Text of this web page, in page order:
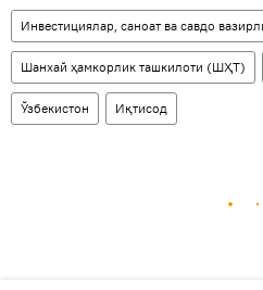
Инвестициялар, саноат ва савдо
Шанхай ҳамкорлик ташкилоти (ШҲТ)
Ўзбекистон Иқтисод